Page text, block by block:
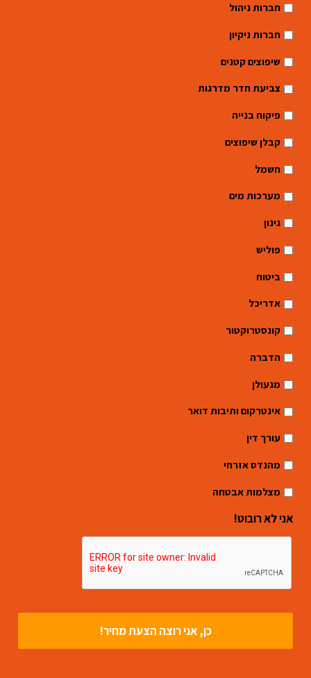
חברות ניהול
חברות ניקיון
שיפוצים קטנים
צביעת חדר מדרגות
פיקוח בנייה
קבלן שיפוצים
חשמל
מערכות מים
גינון
פוליש
ביטוח
אדריכל
קונסטרוקטור
הדברה
מנעולן
אינטרקום ותיבות דואר
עורך דין
מהנדס אזרחי
מצלמות אבטחה
אני לא רובוט!